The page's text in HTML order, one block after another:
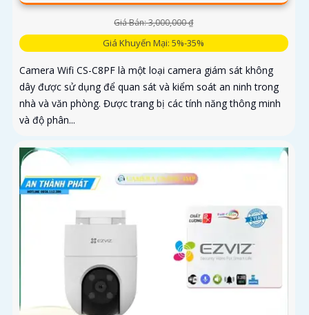
Giá Bán: 3,000,000 ₫
Giá Khuyến Mại: 5%-35%
Camera Wifi CS-C8PF là một loại camera giám sát không
dây được sử dụng để quan sát và kiểm soát an ninh trong
nhà và văn phòng. Được trang bị các tính năng thông minh
và độ phân...